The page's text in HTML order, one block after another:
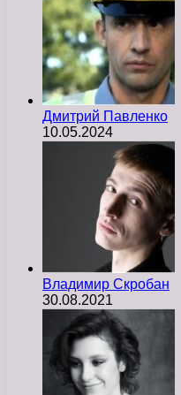
Дмитрий Павленко
10.05.2024
Владимир Скробан
30.08.2021